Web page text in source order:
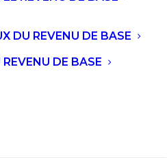
DU REVENU DE BASE
DE BASE
initiative
populaire
"revenu
de